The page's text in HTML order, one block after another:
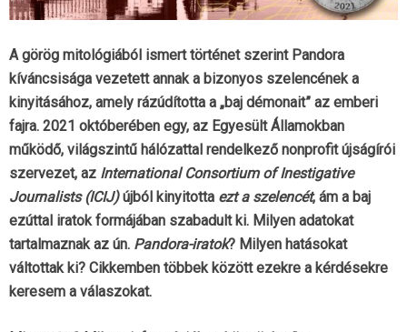
A görög mitológiából ismert történet szerint Pandora
kíváncsisága vezetett annak a bizonyos szelencének a
kinyitásához, amely rázúdította a „baj démonait” az emberi
fajra. 2021 októberében egy, az Egyesült Államokban
működő, világszintű hálózattal rendelkező nonprofit újságírói
szervezet, az International Consortium of Inestigative
Journalists (ICIJ)újból kinyitotta ezt a szelencét, ám a baj
ezúttal iratok formájában szabadult ki. Milyen adatokat
tartalmaznak az ún. Pandora-iratok? Milyen hatásokat
váltottak ki? Cikkemben többek között ezekre a kérdésekre
keresem a válaszokat.